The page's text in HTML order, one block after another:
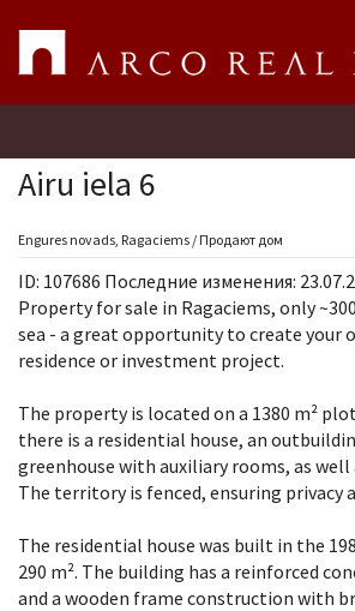
Поиск
Оценка недвижимости
Предприятие
Услуги
Kонтакты
Airu iela 6
Engures novads, Ragaciems / Продают дом
ID: 107686 Последние изменения:
Property for sale in Ragaciems, only
sea - a great opportunity to create your
residence or investment project.
The property is located on a 1380 m²
there is a residential house, an
greenhouse with auxiliary rooms, as well
The territory is fenced, ensuring privacy
The residential house was built in the
290 m². The building has a reinforced
and a wooden frame construction with